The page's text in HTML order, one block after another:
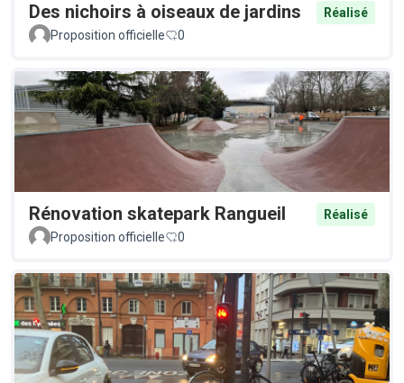
Des nichoirs à oiseaux de jardins
Réalisé
Proposition officielle
0
Rénovation skatepark Rangueil
Réalisé
Proposition officielle
0